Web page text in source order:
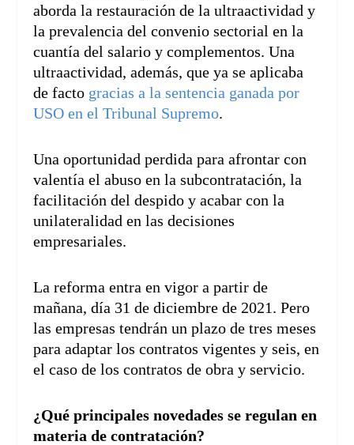
aborda la restauración de la ultraactividad y
la prevalencia del convenio sectorial en la
cuantía del salario y complementos. Una
ultraactividad, además, que ya se aplicaba
de facto gracias a la sentencia ganada por
USO en el Tribunal Supremo.
Una oportunidad perdida para afrontar con
valentía el abuso en la subcontratación, la
facilitación del despido y acabar con la
unilateralidad en las decisiones
empresariales.
La reforma entra en vigor a partir de
mañana, día 31 de diciembre de 2021. Pero
las empresas tendrán un plazo de tres meses
para adaptar los contratos vigentes y seis, en
el caso de los contratos de obra y servicio.
¿Qué principales novedades se regulan en
materia de contratación?